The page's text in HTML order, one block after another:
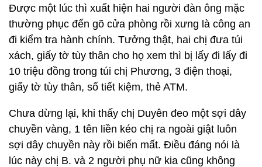
Được một lúc thì xuất hiện hai người đàn ông mặc
thường phục đến gõ cửa phòng rồi xưng là công an
đi kiểm tra hành chính. Tưởng thật, hai chị đưa túi
xách, giấy tờ tùy thân cho họ xem thì bị lấy đi lấy đi
10 triệu đồng trong túi chị Phương, 3 điện thoại,
giấy tờ tùy thân, sổ tiết kiệm, thẻ ATM.
Chưa dừng lại, khi thấy chị Duyên đeo một sợi dây
chuyền vàng, 1 tên liền kéo chị ra ngoài giật luôn
sợi dây chuyền này rồi biến mất. Điều đáng nói là
lúc này chị B. và 2 người phụ nữ kia cũng không